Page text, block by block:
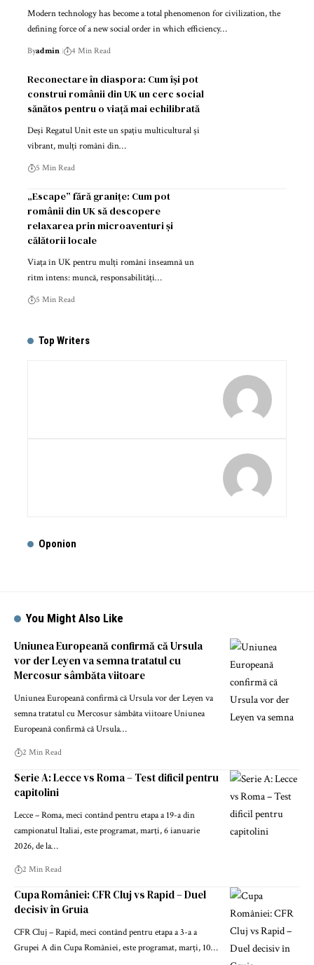
Modern technology has become a total phenomenon for civilization, the
defining force of a new social order in which efficiency…
Byadmin 4 Min Read
Reconectare în diaspora: Cum își pot
construi românii din UK un cerc social
sănătos pentru o viață mai echilibrată
Deși Regatul Unit este un spațiu multicultural și
vibrant, mulți români din…
5 Min Read
„Escape” fără granițe: Cum pot
românii din UK să descopere
relaxarea prin microaventuri și
călătorii locale
Viața în UK pentru mulți români înseamnă un
ritm intens: muncă, responsabilități…
5 Min Read
Top Writers
Oponion
You Might Also Like
Uniunea Europeană confirmă că Ursula
vor der Leyen va semna tratatul cu
Mercosur sâmbăta viitoare
Uniunea Europeană confirmă că Ursula vor der Leyen va
semna tratatul cu Mercosur sâmbăta viitoare Uniunea
Europeană confirmă că Ursula…
2 Min Read
Serie A: Lecce vs Roma – Test dificil pentru
capitolini
Lecce – Roma, meci contând pentru etapa a 19-a din
campionatul Italiai, este programat, marţi, 6 ianuarie
2026, de la…
2 Min Read
Cupa României: CFR Cluj vs Rapid – Duel
decisiv în Gruia
CFR Cluj – Rapid, meci contând pentru etapa a 3-a a
Grupei A din Cupa României, este programat, marți, 10…